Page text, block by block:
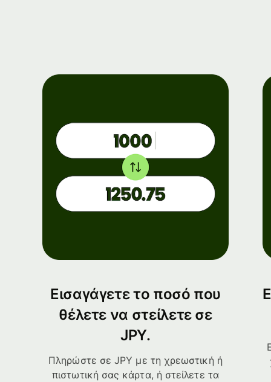
Εισαγάγετε το ποσό που
θέλετε να στείλετε σε
JPY.
Πληρώστε σε JPY με τη χρεωστική ή
πιστωτική σας κάρτα, ή στείλετε τα